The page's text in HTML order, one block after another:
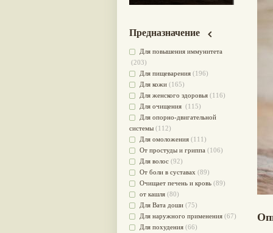
Предназначение
Для повышения иммунитета
(203)
Для пищеварения (196)
Для кожи (165)
Для женского здоровья (116)
Для очищения (115)
Для опорно-двигательной
системы (112)
Для омоложения (111)
От простуды и гриппа (106)
Для волос (92)
От боли в суставах (89)
Очищает печень и кровь (89)
от кашля (80)
Для Вата доши (75)
Для наружного применения (67)
Для похудения (66)